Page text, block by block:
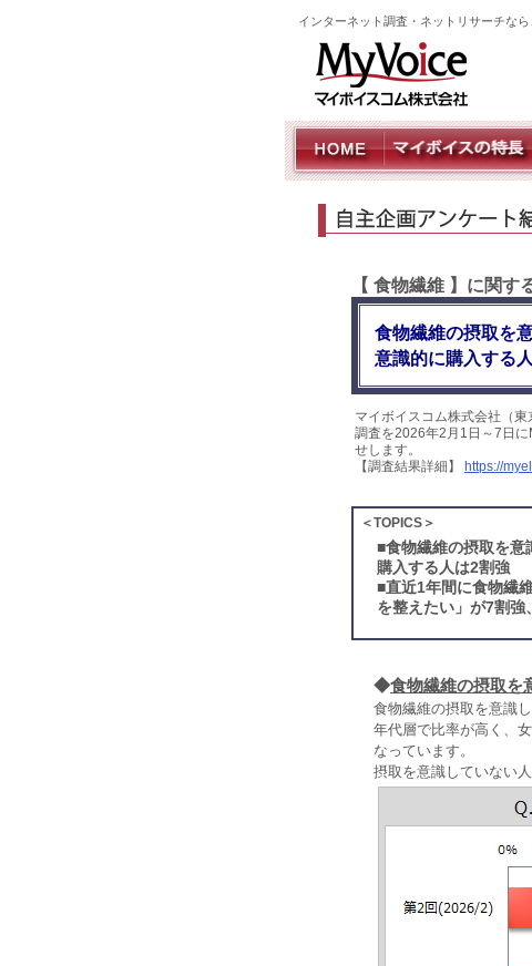
インターネット調査・ネットリサーチな
【 食物繊維 】に関す
食物繊維の摂取を
意識的に購入する
マイボイスコム株式会社（
調査を2026年2月1日～7日
せします。
【調査結果詳細】
https://
＜TOPICS＞
■食物繊維の摂取を意
購入する人は2割強
■直近1年間に食物繊
を整えたい」が7割
◆食物繊維の摂取を
食物繊維の摂取を意識
年代層で比率が高く、
なっています。
摂取を意識していない